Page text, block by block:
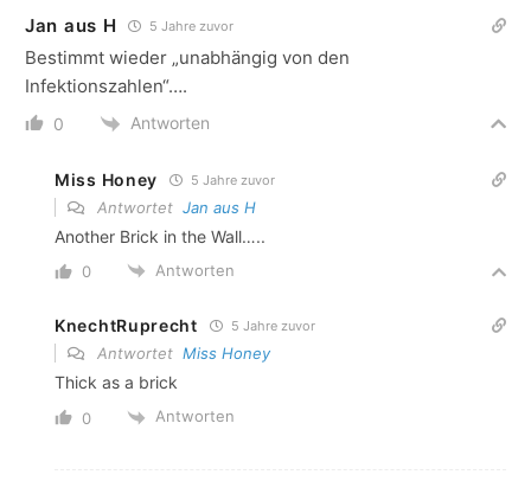
Jan aus H 5 Jahre zuvor
Bestimmt wieder „unabhängig von den
Infektionszahlen“….
0 Antworten
Miss Honey 5 Jahre zuvor
Antwortet Jan aus H
Another Brick in the Wall…..
0 Antworten
KnechtRuprecht 5 Jahre zuvor
Antwortet Miss Honey
Thick as a brick
0 Antworten